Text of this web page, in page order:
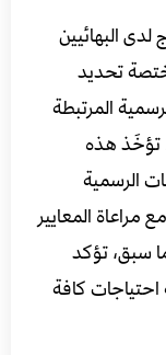
البهائيين
تحديد
المرتبطة
تؤخَذ هذه
الرسمية
مراعاة المعايير
سبق، تؤكد
احتياجات كافة